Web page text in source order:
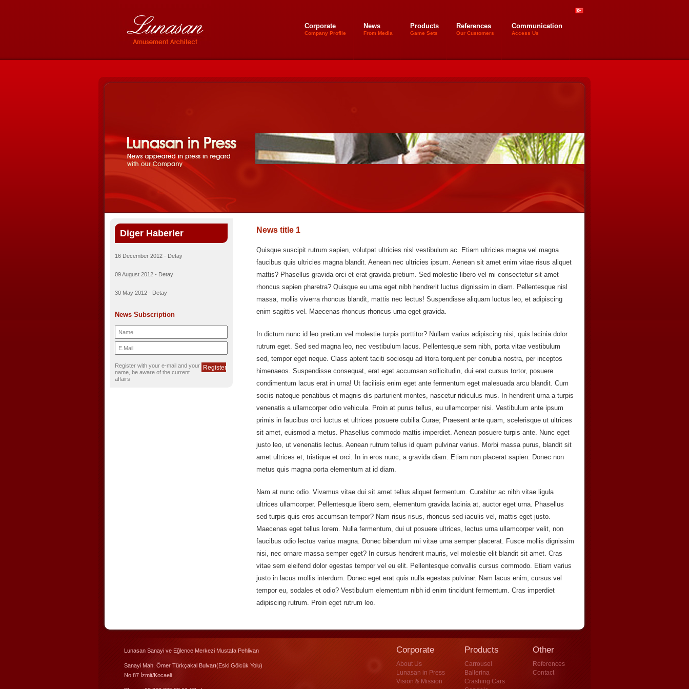
Corporate
Company Profile
News
From Media
Products
Game Sets
References
Our Customers
Communication
Access Us
News title 1
Quisque suscipit rutrum sapien, volutpat ultricies nisl vestibulum ac. Etiam ultricies magna vel magna
faucibus quis ultricies magna blandit. Aenean nec ultricies ipsum. Aenean sit amet enim vitae risus aliquet
mattis? Phasellus gravida orci et erat gravida pretium. Sed molestie libero vel mi consectetur sit amet
rhoncus sapien pharetra? Quisque eu urna eget nibh hendrerit luctus dignissim in diam. Pellentesque nisl
massa, mollis viverra rhoncus blandit, mattis nec lectus! Suspendisse aliquam luctus leo, et adipiscing
enim sagittis vel. Maecenas rhoncus rhoncus urna eget gravida.
In dictum nunc id leo pretium vel molestie turpis porttitor? Nullam varius adipiscing nisi, quis lacinia dolor
rutrum eget. Sed sed magna leo, nec vestibulum lacus. Pellentesque sem nibh, porta vitae vestibulum
sed, tempor eget neque. Class aptent taciti sociosqu ad litora torquent per conubia nostra, per inceptos
himenaeos. Suspendisse consequat, erat eget accumsan sollicitudin, dui erat cursus tortor, posuere
condimentum lacus erat in urna! Ut facilisis enim eget ante fermentum eget malesuada arcu blandit. Cum
sociis natoque penatibus et magnis dis parturient montes, nascetur ridiculus mus. In hendrerit urna a turpis
venenatis a ullamcorper odio vehicula. Proin at purus tellus, eu ullamcorper nisi. Vestibulum ante ipsum
primis in faucibus orci luctus et ultrices posuere cubilia Curae; Praesent ante quam, scelerisque ut ultrices
sit amet, euismod a metus. Phasellus commodo mattis imperdiet. Aenean posuere turpis ante. Nunc eget
justo leo, ut venenatis lectus. Aenean rutrum tellus id quam pulvinar varius. Morbi massa purus, blandit sit
amet ultrices et, tristique et orci. In in eros nunc, a gravida diam. Etiam non placerat sapien. Donec non
metus quis magna porta elementum at id diam.
Nam at nunc odio. Vivamus vitae dui sit amet tellus aliquet fermentum. Curabitur ac nibh vitae ligula
ultrices ullamcorper. Pellentesque libero sem, elementum gravida lacinia at, auctor eget urna. Phasellus
sed turpis quis eros accumsan tempor? Nam risus risus, rhoncus sed iaculis vel, mattis eget justo.
Maecenas eget tellus lorem. Nulla fermentum, dui ut posuere ultrices, lectus urna ullamcorper velit, non
faucibus odio lectus varius magna. Donec bibendum mi vitae urna semper placerat. Fusce mollis dignissim
nisi, nec ornare massa semper eget? In cursus hendrerit mauris, vel molestie elit blandit sit amet. Cras
vitae sem eleifend dolor egestas tempor vel eu elit. Pellentesque convallis cursus commodo. Etiam varius
justo in lacus mollis interdum. Donec eget erat quis nulla egestas pulvinar. Nam lacus enim, cursus vel
tempor eu, sodales et odio? Vestibulum elementum nibh id enim tincidunt fermentum. Cras imperdiet
adipiscing rutrum. Proin eget rutrum leo.
Diger Haberler
16 December 2012 - Detay
09 August 2012 - Detay
30 May 2012 - Detay
News Subscription
Register with your e-mail and your
name, be aware of the current
affairs
Other
References
Contact
Products
Carrousel
Ballerina
Crashing Cars
Corporate
About Us
Lunasan in Press
Vision & Mission
Lunasan Sanayi ve Eğlence Merkezi Mustafa Pehlivan
Sanayi Mah. Ömer Türkçakal Bulvarı(Eski Gölcük Yolu)
No:87 İzmit/Kocaeli